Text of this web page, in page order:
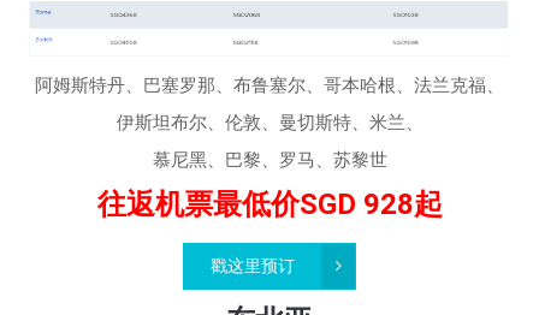
阿姆斯特丹、巴塞罗那、布鲁塞尔、哥本哈根、法兰克福、
伊斯坦布尔、伦敦、曼切斯特、米兰、
慕尼黑、巴黎、罗马、苏黎世
往返机票最低价SGD 928起
戳这里预订